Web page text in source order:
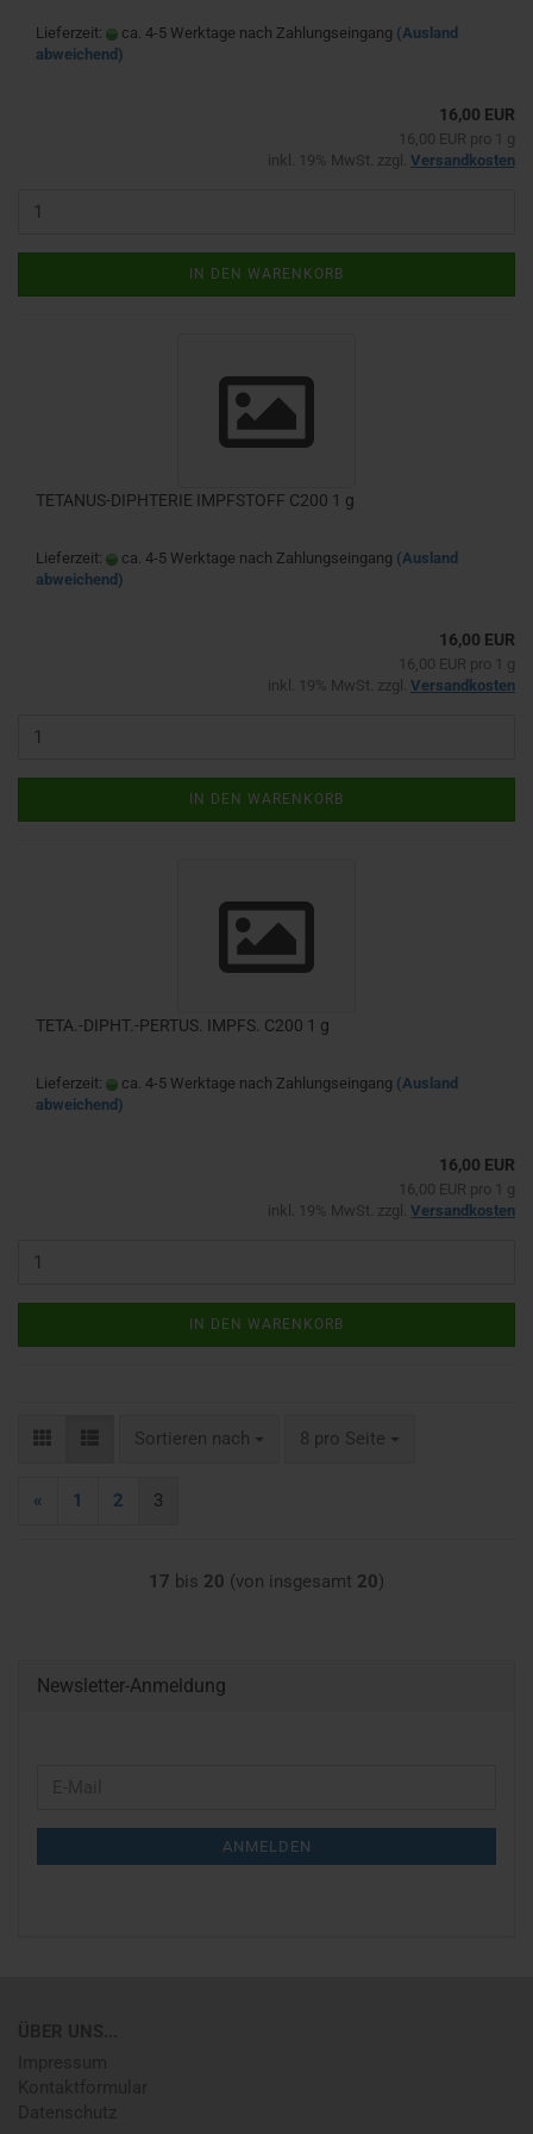
Lieferzeit: ca. 4-5 Werktage nach Zahlungseingang (Ausland
abweichend)
16,00 EUR
16,00 EUR pro 1 g
inkl. 19% MwSt. zzgl. Versandkosten
IN DEN WARENKORB
TETANUS-DIPHTERIE IMPFSTOFF C200 1 g
Lieferzeit: ca. 4-5 Werktage nach Zahlungseingang (Ausland
abweichend)
16,00 EUR
16,00 EUR pro 1 g
inkl. 19% MwSt. zzgl. Versandkosten
IN DEN WARENKORB
TETA.-DIPHT.-PERTUS. IMPFS. C200 1 g
Lieferzeit: ca. 4-5 Werktage nach Zahlungseingang (Ausland
abweichend)
16,00 EUR
16,00 EUR pro 1 g
inkl. 19% MwSt. zzgl. Versandkosten
IN DEN WARENKORB
Sortieren nach
Sortieren nach 8 pro Seite
pro Seite
« 1 2 3
17 bis 20 (von insgesamt 20)
Newsletter-Anmeldung
NEWSLETTER-
ANMELDEN